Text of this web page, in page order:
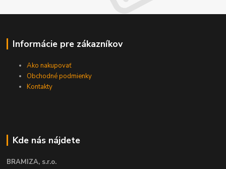
Informácie pre zákazníkov
Ako nakupovať
Obchodné podmienky
Kontakty
Kde nás nájdete
BRAMIZA, s.r.o.